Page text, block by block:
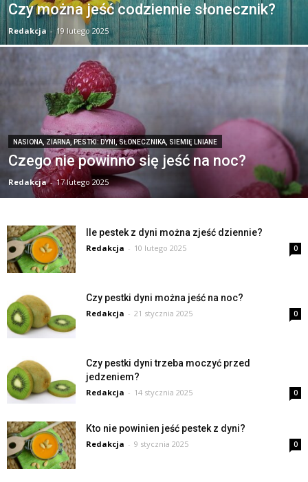
Czy można jeść codziennie słonecznik?
Redakcja - 19 lutego 2025
NASIONA, ZIARNA, PESTKI: DYNI, SŁONECZNIKA, SIEMIĘ LNIANE
Czego nie powinno się jeść na noc?
Redakcja - 17 lutego 2025
Ile pestek z dyni można zjeść dziennie?
Redakcja - 10 lutego 2025 0
Czy pestki dyni można jeść na noc?
Redakcja - 21 stycznia 2025 0
Czy pestki dyni trzeba moczyć przed
jedzeniem?
Redakcja - 14 stycznia 2025 0
Kto nie powinien jeść pestek z dyni?
Redakcja - 9 stycznia 2025 0